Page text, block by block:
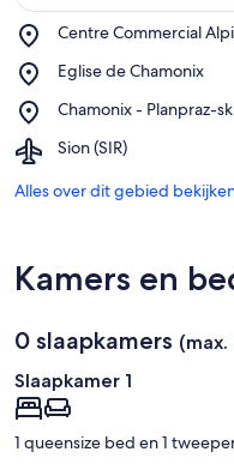
Centre Commercial
Place,
Commercial
Eglise de Chamonix
Place,
de
Chamonix - Planpraz-
Place,
-
skilift
Sion (SIR)
Airport,
(SIR)
Alles over dit gebied
Kamers en
0 slaapkamers (max.
Slaapkamer 1
1 queensize bed en 1